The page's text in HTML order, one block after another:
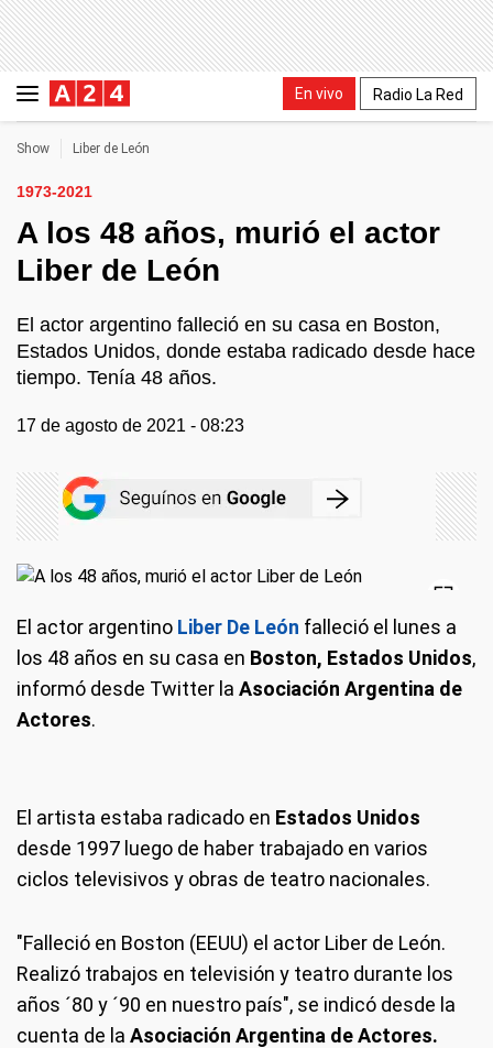
En vivo Radio La Red
Show Liber de León
1973-2021
A los 48 años, murió el actor
Liber de León
El actor argentino falleció en su casa en Boston,
Estados Unidos, donde estaba radicado desde hace
tiempo. Tenía 48 años.
17 de agosto de 2021 - 08:23
El actor argentino Liber De León falleció el lunes a
los 48 años en su casa en Boston, Estados Unidos,
informó desde Twitter la Asociación Argentina de
Actores.
El artista estaba radicado en Estados Unidos
desde 1997 luego de haber trabajado en varios
ciclos televisivos y obras de teatro nacionales.
"Falleció en Boston (EEUU) el actor Liber de León.
Realizó trabajos en televisión y teatro durante los
años ´80 y ´90 en nuestro país", se indicó desde la
cuenta de la Asociación Argentina de Actores.